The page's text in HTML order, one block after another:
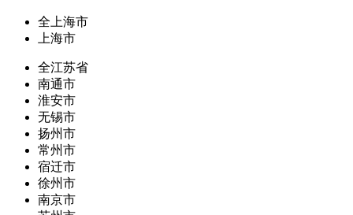
全上海市
上海市
全江苏省
南通市
淮安市
无锡市
扬州市
常州市
宿迁市
徐州市
南京市